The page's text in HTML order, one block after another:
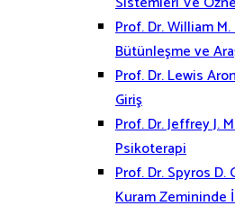
Prof. Dr. William
Bütünleşme ve
Prof. Dr. Lewis
Giriş
Prof. Dr. Jeffrey J.
Psikoterapi
Prof. Dr. Spyros
Kuram Zemininde